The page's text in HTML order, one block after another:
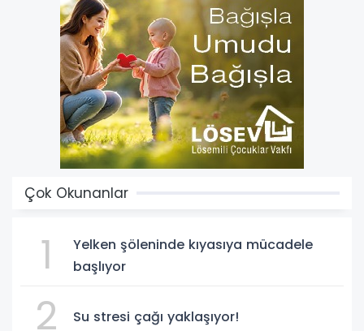
Çok Okunanlar
1
Yelken şöleninde kıyasıya mücadele
başlıyor
2 Su stresi çağı yaklaşıyor!